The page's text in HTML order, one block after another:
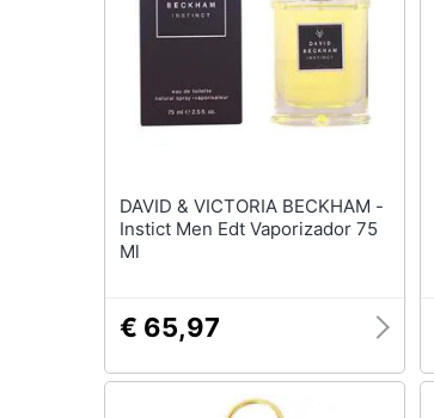
DAVID & VICTORIA BECKHAM -
Instict Men Edt Vaporizador 75
Ml
€ 65,97